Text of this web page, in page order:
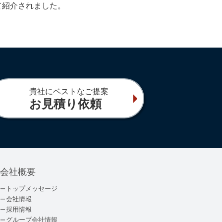
介されました。
貴社にベストなご提案
お見積り依頼
会社概要
トップメッセージ
会社情報
採用情報
グループ会社情報